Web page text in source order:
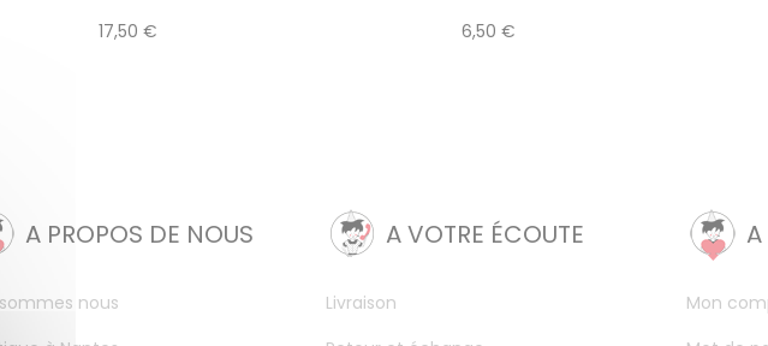
17,50 € 6,50 €
A PROPOS DE NOUS
nous
A VOTRE ÉCOUTE
Livraison
Mon